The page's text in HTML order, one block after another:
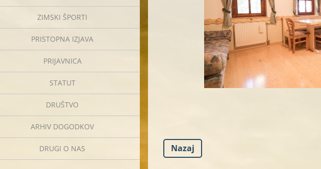
ZIMSKI ŠPORTI
PRISTOPNA IZJAVA
PRIJAVNICA
STATUT
DRUŠTVO
ARHIV DOGODKOV
DRUGI O NAS Nazaj